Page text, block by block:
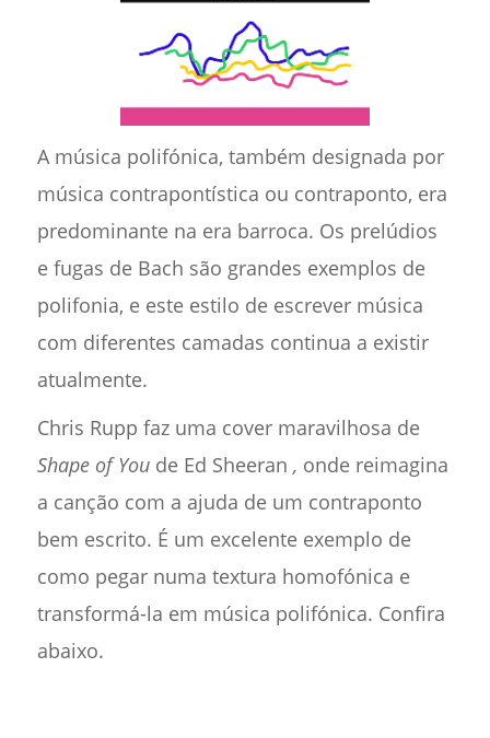
A música polifónica, também designada por
música contrapontística ou contraponto, era
predominante na era barroca. Os prelúdios
e fugas de Bach são grandes exemplos de
polifonia, e este estilo de escrever música
com diferentes camadas continua a existir
atualmente.
Chris Rupp faz uma cover maravilhosa de
Shape of Youde Ed Sheeran , onde reimagina
a canção com a ajuda de um contraponto
bem escrito. É um excelente exemplo de
como pegar numa textura homofónica e
transformá-la em música polifónica. Confira
abaixo.